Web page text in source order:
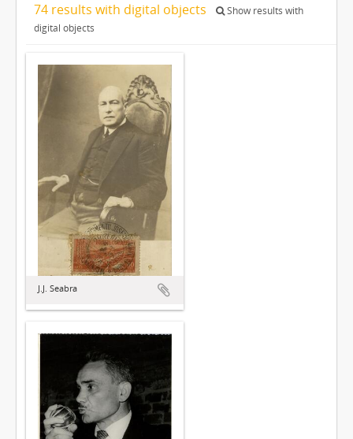
74 results with digital objects
Show results with
digital objects
J.J. Seabra